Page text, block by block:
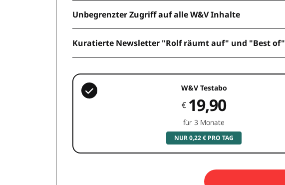
Unbegrenzter Zugriff auf alle W&V Inhalte
Kuratierte Newsletter "Rolf räumt auf" und "Best of"
W&V Testabo
€ 19,90
für 3 Monate
NUR 0,22 € PRO TAG